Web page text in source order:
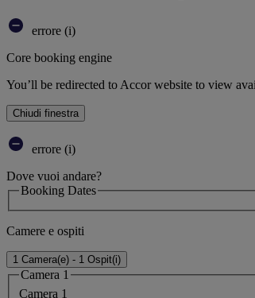
errore (i)
Core booking engine
You’ll be redirected to Accor website to view
Chiudi finestra
errore (i)
Dove vuoi andare?
Booking Dates
Camere e ospiti
1 Camera(e) - 1 Ospit(i)
Camera 1
Camera 1